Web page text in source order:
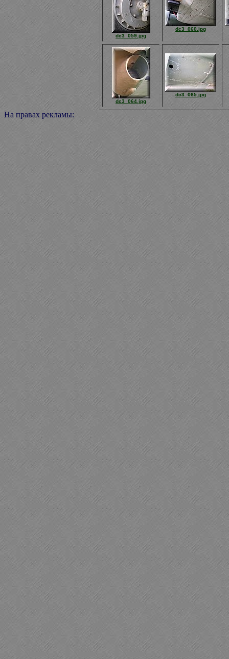
dc3_059.jpg
dc3_060.jpg
dc3_064.jpg
dc3_065.jpg
На правах рекламы: